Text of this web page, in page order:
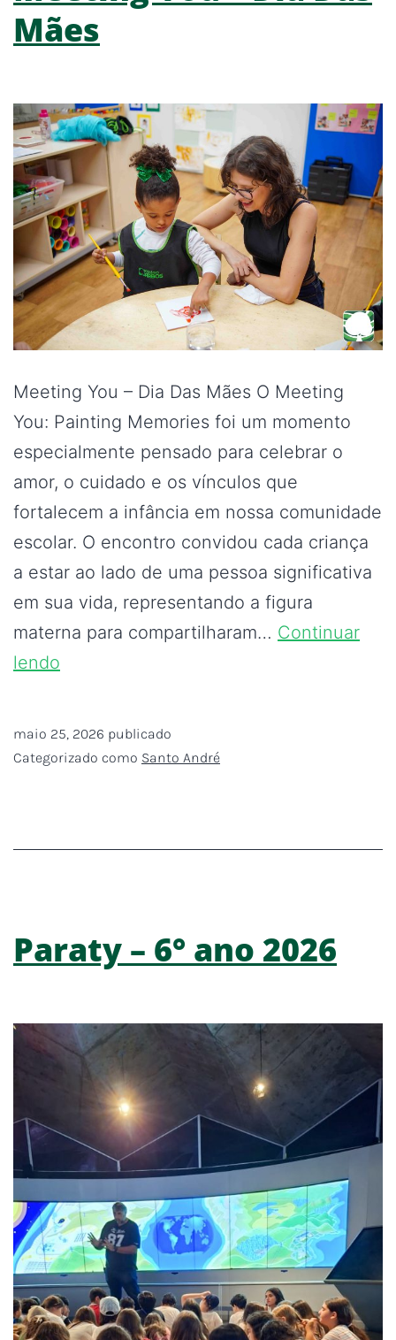
Mães
Meeting You – Dia Das Mães O Meeting
You: Painting Memories foi um momento
especialmente pensado para celebrar o
amor, o cuidado e os vínculos que
fortalecem a infância em nossa comunidade
escolar. O encontro convidou cada criança
a estar ao lado de uma pessoa significativa
em sua vida, representando a figura
materna para compartilharam… Continuar
lendo
maio 25, 2026 publicado
Categorizado como Santo André
Paraty – 6° ano 2026